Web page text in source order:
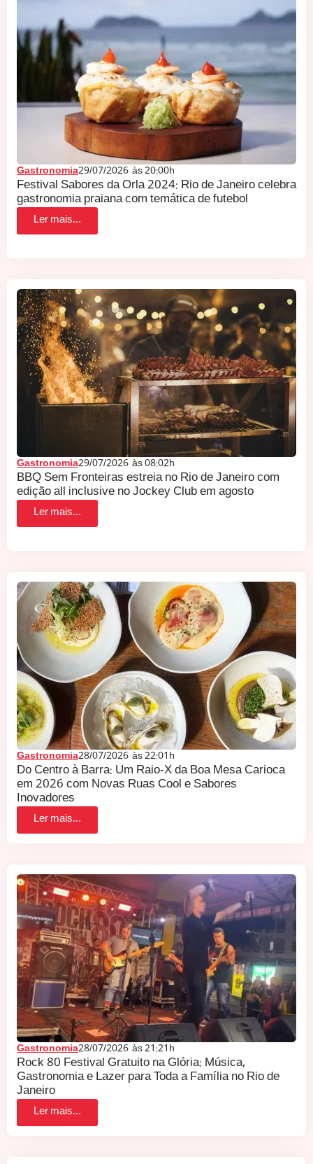
Gastronomia29/07/2026 às20:00h
Festival Sabores da Orla 2024: Rio de Janeiro celebra
gastronomia praiana com temática de futebol
Ler mais...
Gastronomia29/07/2026 às08:02h
BBQ Sem Fronteiras estreia no Rio de Janeiro com
edição all inclusive no Jockey Club em agosto
Ler mais...
Gastronomia28/07/2026 às22:01h
Do Centro à Barra: Um Raio-X da Boa Mesa Carioca
em 2026 com Novas Ruas Cool e Sabores
Inovadores
Ler mais...
Gastronomia28/07/2026 às21:21h
Rock 80 Festival Gratuito na Glória: Música,
Gastronomia e Lazer para Toda a Família no Rio de
Janeiro
Ler mais...